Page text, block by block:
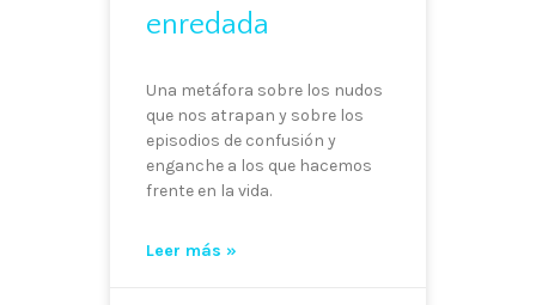
enredada
Una metáfora sobre los nudos
que nos atrapan y sobre los
episodios de confusión y
enganche a los que hacemos
frente en la vida.
Leer más »